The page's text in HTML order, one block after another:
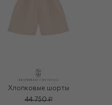
Хлопковые шорты
44 750 ₽